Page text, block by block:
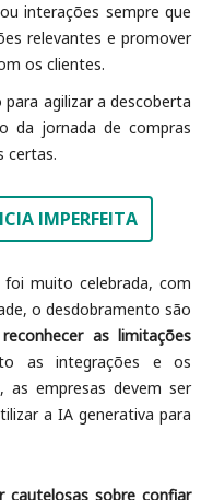
interações sempre que
relevantes e promover
os clientes.
agilizar a descoberta
da jornada de compras
certas.
IMPERFEITA
muito celebrada, com
o desdobramento são
as limitações
as integrações e os
as empresas devem ser
a IA generativa para
cautelosas sobre confiar